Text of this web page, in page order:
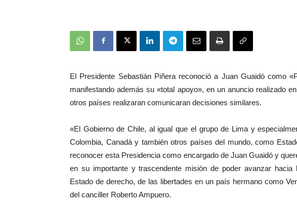
El Presidente Sebastián Piñera reconoció a Juan Guaidó como
manifestando además su «total apoyo», en un anuncio realizado
otros países realizaran comunicaran decisiones similares.
«El Gobierno de Chile, al igual que el grupo de Lima y
Colombia, Canadá y también otros países del mundo, como
reconocer esta Presidencia como encargado de Juan Guaidó y
en su importante y trascendente misión de poder avanzar
Estado de derecho, de las libertades en un país hermano como
del canciller Roberto Ampuero.